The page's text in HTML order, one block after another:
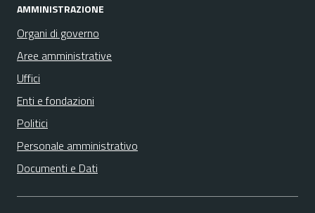
AMMINISTRAZIONE
Organi di governo
Aree amministrative
Uffici
Enti e fondazioni
Politici
Personale amministrativo
Documenti e Dati